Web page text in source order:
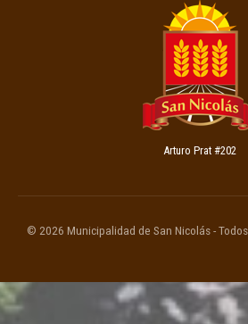
Arturo Prat #202
© 2026 Municipalidad de San Nicolás -